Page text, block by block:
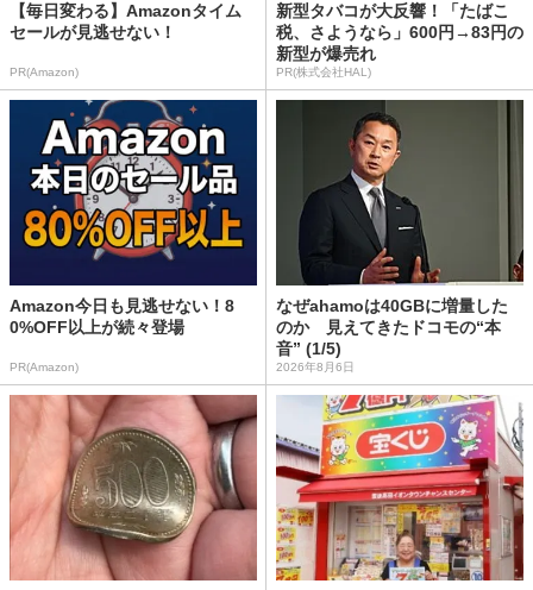
【毎日変わる】Amazonタイム
セールが見逃せない！
PR(Amazon)
新型タバコが大反響！「たばこ
税、さようなら」600円→83円の
新型が爆売れ
PR(株式会社HAL)
Amazon今日も見逃せない！8
0%OFF以上が続々登場
PR(Amazon)
なぜahamoは40GBに増量した
のか 見えてきたドコモの“本
音” (1/5)
2026年8月6日